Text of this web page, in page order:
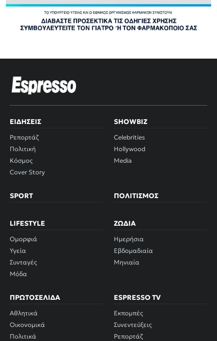
ΕΙΔΉΣΕΙΣ
Ρεπορτάζ
Πολιτική
Κόσμος
Cover Story
SHOWBIZ
Celebrities
Hollywood
Media
SPORT ΠΟΛΙΤΙΣΜΌΣ
LIFESTYLE
Ομορφιά
Υγεία
Συνταγές
Μόδα
ΖΏΔΙΑ
Ημερήσια
Εβδομαδιαία
Μηνιαία
ΠΡΩΤΟΣΈΛΙΔΑ
Αθλητικά
Οικονομικά
Πολιτικά
ESPRESSO TV
Εκπομπές
Συνεντεύξεις
Ρεπορτάζ